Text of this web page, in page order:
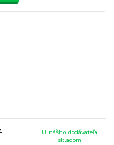
U nášho dodávateľa
skladom